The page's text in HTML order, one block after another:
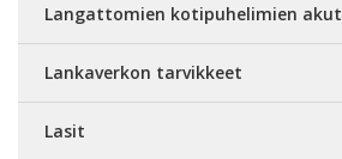
Langattomien kotipuhelimien akut
Lankaverkon tarvikkeet
Lasit